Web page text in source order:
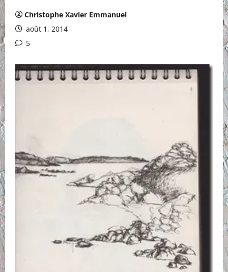
Christophe Xavier Emmanuel
août 1, 2014
5